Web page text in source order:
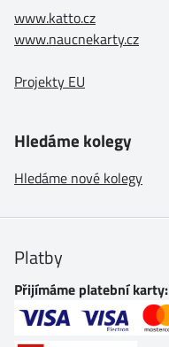
www.katto.cz
www.naucnekarty.cz
Projekty EU
Hledáme kolegy
Hledáme nové kolegy
Platby
Přijímáme platební karty: